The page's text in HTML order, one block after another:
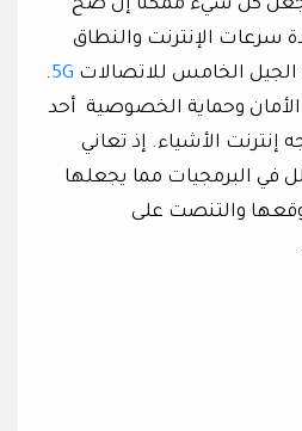
كل شيء ممكنًا إن صح
سرعات الإنترنت والنطاق
الجيل الخامس للاتصالات 5G
.
وحماية الخصوصية أحد
إنترنت الأشياء. إذ تعاني
في البرمجيات مما يجعلها
والتنصت على